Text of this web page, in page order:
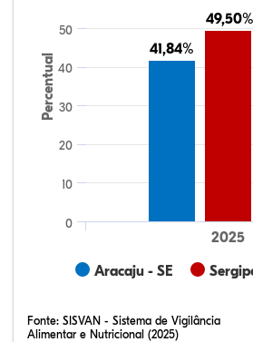
Percentual
41,84%
41,84%
49,50%
49,50%
Aracaju - SE
2025
0
10
20
30
40
50
Fonte: SISVAN - Sistema de Vigilância
Alimentar e Nutricional (2025)